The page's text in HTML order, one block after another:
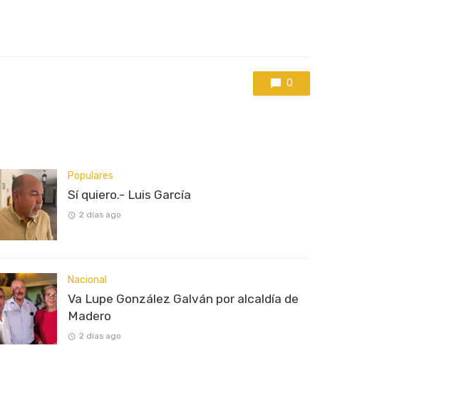
0
Populares
Sí quiero.- Luis García
2 días ago
Nacional
Va Lupe González Galván por alcaldía de
Madero
2 días ago